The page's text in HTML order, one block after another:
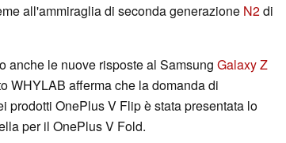
all'ammiraglia di seconda generazione N2di
anche le nuove risposte al Samsung Galaxy Z
WHYLAB afferma che la domanda di
prodotti OnePlus V Flip è stata presentata lo
per il OnePlus V Fold.